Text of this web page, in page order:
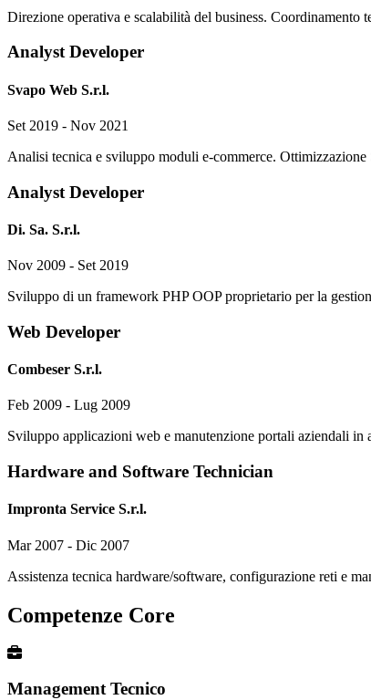
Direzione operativa e scalabilità del business. Coordinamento
Analyst Developer
Svapo Web S.r.l.
Set 2019 - Nov 2021
Analisi tecnica e sviluppo moduli e-commerce.
Analyst Developer
Di. Sa. S.r.l.
Nov 2009 - Set 2019
Sviluppo di un framework PHP OOP proprietario per la
Web Developer
Combeser S.r.l.
Feb 2009 - Lug 2009
Sviluppo applicazioni web e manutenzione portali aziendali in
Hardware and Software Technician
Impronta Service S.r.l.
Mar 2007 - Dic 2007
Assistenza tecnica hardware/software, configurazione reti e
Competenze Core
Management Tecnico